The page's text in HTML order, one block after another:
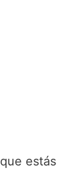
estás